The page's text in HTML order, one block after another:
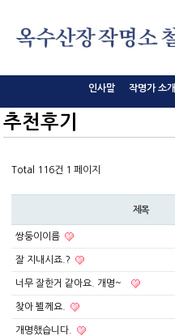
인사말 작명가 소개
추천후기
Total 116건 1 페이지
제목
쌍둥이이름
잘 지내시죠.?
너무 잘한거 같아요. 개명~`
찾아 뵐께요.
개명했습니다.